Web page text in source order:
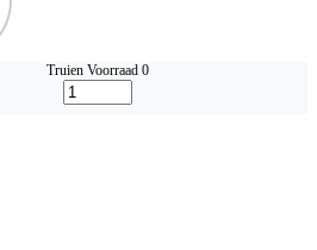
Truien Voorraad 0